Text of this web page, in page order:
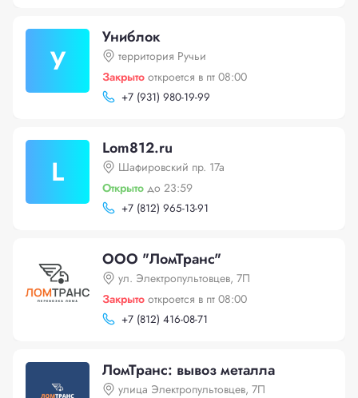
У
Униблок
территория Ручьи
Закрыто откроется в пт 08:00
+7 (931) 980-19-99
L
Lom812.ru
Шафировский пр. 17а
Открыто до 23:59
+7 (812) 965-13-91
ООО "ЛомТранс"
ул. Электропультовцев, 7П
Закрыто откроется в пт 08:00
+7 (812) 416-08-71
ЛомТранс: вывоз металла
улица Электропультовцев, 7П